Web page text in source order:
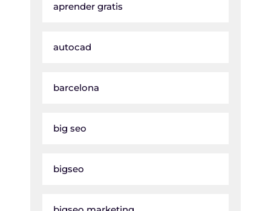
aprender gratis
autocad
barcelona
big seo
bigseo